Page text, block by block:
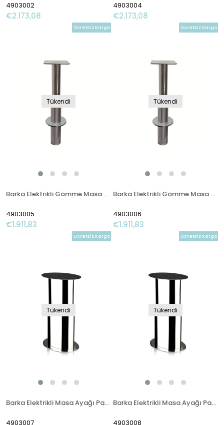
4903002
€2.173,08
4903004
€2.173,08
Tükendi
Barka Elektrikli Gömme Masa Ayağı.12V.Tek Kademe-700mm
4903005
€1.911,83
Ücretsiz Kargo
Tükendi
Barka Elektrikli Gömme Masa Ayağı 24V.Tek Kademe-700mm
4903006
€1.911,83
Ücretsiz Kargo
Tükendi
Barka Elektrikli Masa Ayağı Paslanmaz Çelik 12V. Tek Kademe. 700mm
4903007
Ücretsiz Kargo
Tükendi
Barka Elektrikli Masa Ayağı Paslanmaz Çelik 24V.Tek Kademe 700mm
4903008
Ücretsiz Kargo